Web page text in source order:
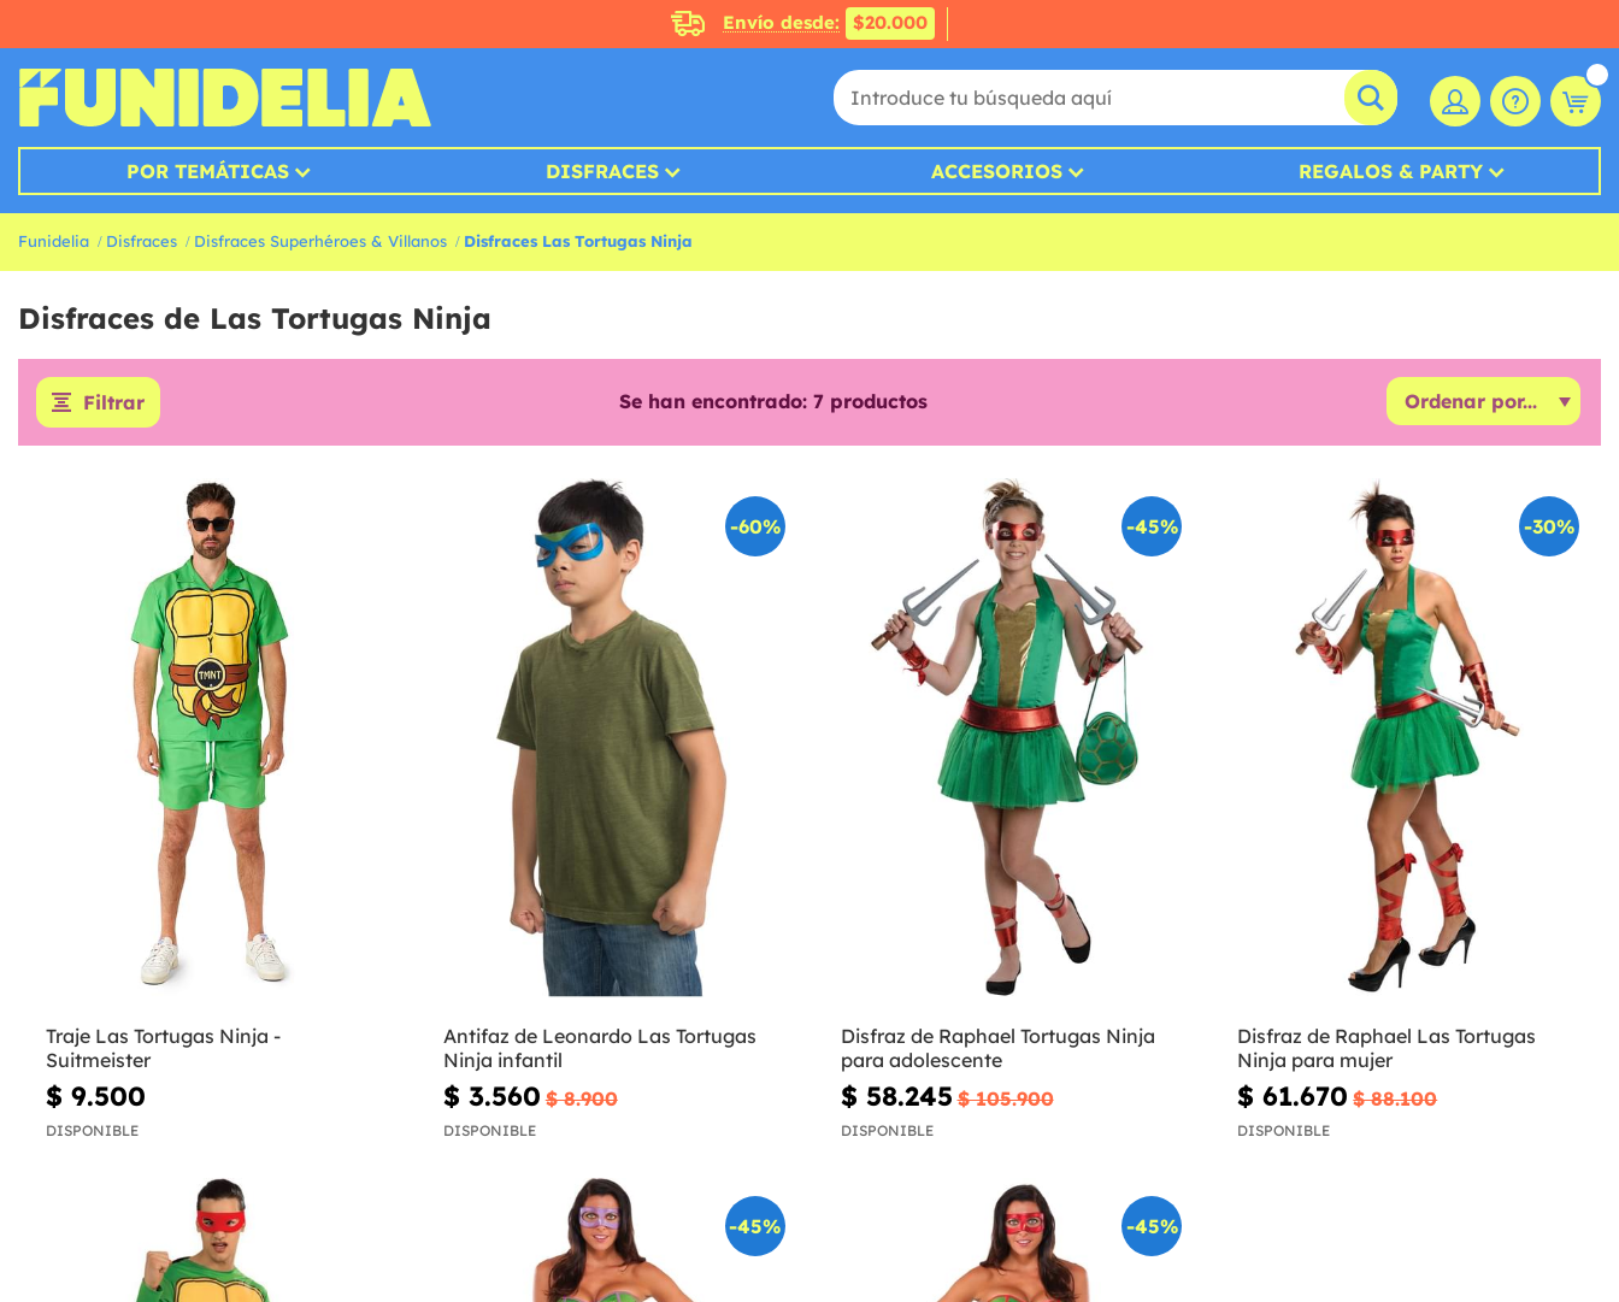
Envío desde: $20.000
POR TEMÁTICAS DISFRACES ACCESORIOS REGALOS & PARTY
Funidelia Disfraces Disfraces Superhéroes & Villanos Disfraces Las Tortugas Ninja
Disfraces de Las Tortugas Ninja
Filtrar Se han encontrado: 7 productos
Traje Las Tortugas Ninja -
Suitmeister
$ 9.500
DISPONIBLE
-60%
Antifaz de Leonardo Las Tortugas
Ninja infantil
$ 3.560 $ 8.900
DISPONIBLE
-45%
Disfraz de Raphael Tortugas Ninja
para adolescente
$ 58.245 $ 105.900
DISPONIBLE
-30%
Disfraz de Raphael Las Tortugas
Ninja para mujer
$ 61.670 $ 88.100
DISPONIBLE
-45% -45%